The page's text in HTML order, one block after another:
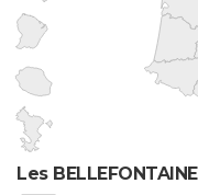
Les